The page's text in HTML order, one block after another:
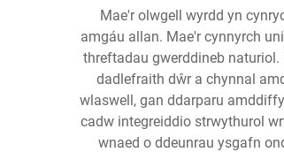
Mae'r olwgell wyrdd yn
amgáu allan. Mae'r cynnyrch
threftadau gwerddineb
dadlefraith dŵr a chynnal
wlaswell, gan ddarparu
cadw integreiddio strwythurol
wnaed o ddeunrau ysgafn